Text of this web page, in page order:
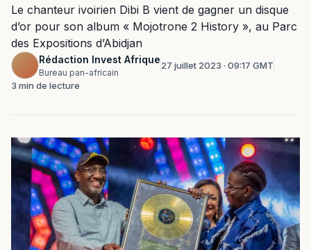
Le chanteur ivoirien Dibi B vient de gagner un disque
d’or pour son album « Mojotrone 2 History », au Parc
des Expositions d’Abidjan
Rédaction Invest Afrique
Bureau pan-africain
27 juillet 2023 · 09:17 GMT
3 min de lecture